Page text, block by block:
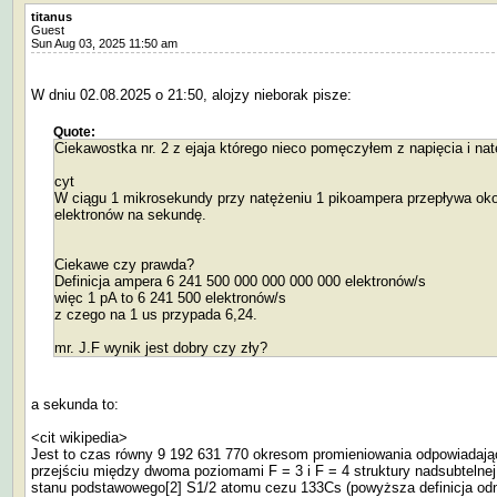
titanus
Guest
Sun Aug 03, 2025 11:50 am
W dniu 02.08.2025 o 21:50, alojzy nieborak pisze:
Quote:
Ciekawostka nr. 2 z ejaja którego nieco pomęczyłem z napięcia i
cyt
W ciągu 1 mikrosekundy przy natężeniu 1 pikoampera przepływa
elektronów na sekundę.
Ciekawe czy prawda?
Definicja ampera 6 241 500 000 000 000 000 elektronów/s
więc 1 pA to 6 241 500 elektronów/s
z czego na 1 us przypada 6,24.
mr. J.F wynik jest dobry czy zły?
a sekunda to:
<cit wikipedia>
Jest to czas równy 9 192 631 770 okresom promieniowania
przejściu między dwoma poziomami F = 3 i F = 4 struktury nadsubtelnej
stanu podstawowego[2] S1/2 atomu cezu 133Cs (powyższa definicja